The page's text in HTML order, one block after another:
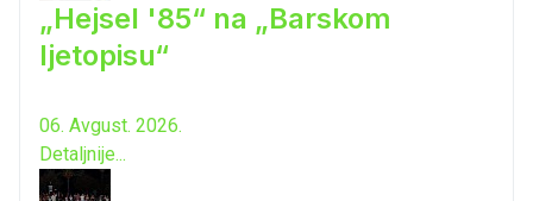
„Hejsel '85“ na „Barskom
ljetopisu“
06. Avgust. 2026.
Detaljnije...